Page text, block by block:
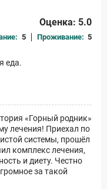
Оценка: 5.0
5 Проживание: 5
еда.
«Горный родник»
лечения! Приехал по
системы, прошёл
комплекс лечения,
и диету. Честно
за такой